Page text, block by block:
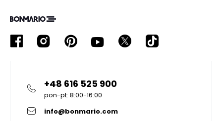
+48 616 525 900
pon-pt: 8:00-16:00
info@bonmario.com